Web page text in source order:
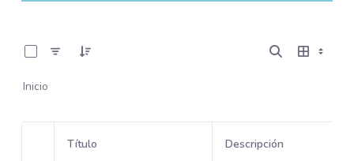
Inicio
Selección del elemento
Título Descripción